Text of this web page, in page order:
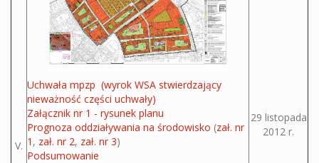
V.
Uchwała mpzp (wyrok WSA stwierdzający
nieważność części uchwały)
Załącznik nr 1 - rysunek planu
Prognoza oddziaływania na środowisko (zał. nr
1 , zał. nr 2, zał. nr 3)
Podsumowanie
29 listopada
2012 r.